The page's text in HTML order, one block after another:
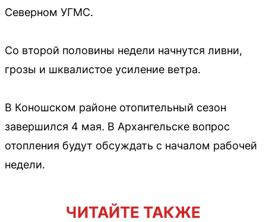
Северном УГМС.
Со второй половины недели начнутся ливни,
грозы и шквалистое усиление ветра.
В Коношском районе отопительный сезон
завершился 4 мая. В Архангельске вопрос
отопления будут обсуждать с началом рабочей
недели.
ЧИТАЙТЕ ТАКЖЕ